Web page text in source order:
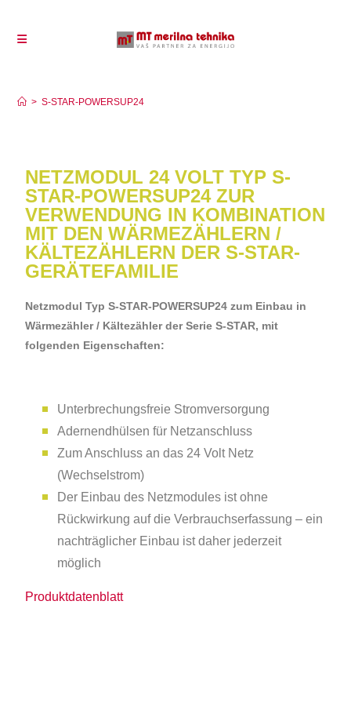
> S-STAR-POWERSUP24
NETZMODUL 24 VOLT TYP S-
STAR-POWERSUP24 ZUR
VERWENDUNG IN KOMBINATION
MIT DEN WÄRMEZÄHLERN /
KÄLTEZÄHLERN DER S-STAR-
GERÄTEFAMILIE
Netzmodul Typ S-STAR-POWERSUP24 zum Einbau in
Wärmezähler / Kältezähler der Serie S-STAR, mit
folgenden Eigenschaften:
Unterbrechungsfreie Stromversorgung
Adernendhülsen für Netzanschluss
Zum Anschluss an das 24 Volt Netz
(Wechselstrom)
Der Einbau des Netzmodules ist ohne
Rückwirkung auf die Verbrauchserfassung – ein
nachträglicher Einbau ist daher jederzeit
möglich
Produktdatenblatt